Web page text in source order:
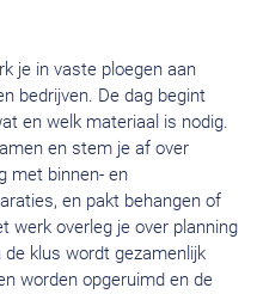
je in vaste ploegen aan
bedrijven. De dag begint
en welk materiaal is nodig.
en stem je af over
met binnen- en
en pakt behangen of
werk overleg je over planning
klus wordt gezamenlijk
worden opgeruimd en de